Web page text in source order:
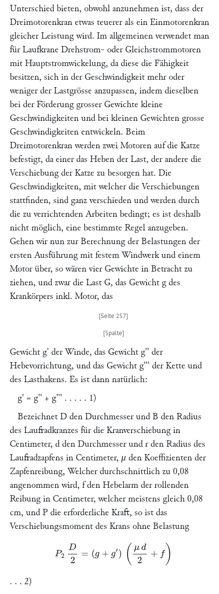
Unterschied bieten, obwohl anzunehmen ist, dass der
Dreimotorenkran etwas teuerer als ein Einmotorenkran
gleicher Leistung wird. Im allgemeinen verwendet man
für Laufkrane Drehstrom- oder Gleichstrommotoren
mit Hauptstromwickelung, da diese die Fähigkeit
besitzen, sich in der Geschwindigkeit mehr oder
weniger der Lastgrösse anzupassen, indem dieselben
bei der Förderung grosser Gewichte kleine
Geschwindigkeiten und bei kleinen Gewichten grosse
Geschwindigkeiten entwickeln. Beim
Dreimotorenkran werden zwei Motoren auf die Katze
befestigt, da einer das Heben der Last, der andere die
Verschiebung der Katze zu besorgen hat. Die
Geschwindigkeiten, mit welcher die Verschiebungen
stattfinden, sind ganz verschieden und werden durch
die zu verrichtenden Arbeiten bedingt; es ist deshalb
nicht möglich, eine bestimmte Regel anzugeben.
Gehen wir nun zur Berechnung der Belastungen der
ersten Ausführung mit festem Windwerk und einem
Motor über, so wären vier Gewichte in Betracht zu
ziehen, und zwar die Last G, das Gewicht g des
Krankörpers inkl. Motor, das
Gewicht g' der Winde, das Gewicht g'' der
Hebevorrichtung, und das Gewicht g''' der Kette und
des Lasthakens. Es ist dann natürlich:
g' = g'' + g''' . . . . . 1)
Bezeichnet D den Durchmesser und B den Radius
des Laufradkranzes für die Kranverschiebung in
Centimeter, d den Durchmesser und rden Radius des
Laufradzapfens in Centimeter, μ den Koeffizienten der
Zapfenreibung, Welcher durchschnittlich zu 0,08
angenommen wird, fden Hebelarm der rollenden
Reibung in Centimeter, welcher meistens gleich 0,08
cm, und P die erforderliche Kraft, so ist das
Verschiebungsmoment des Krans ohne Belastung
P
μd +f
. . . 2)